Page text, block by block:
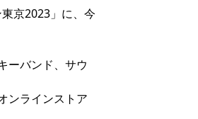
京2023」に、今
ーバンド、サウ
ンラインストア